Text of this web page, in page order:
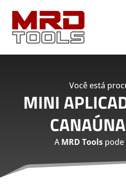
Você está
MINI
AMRD Toolspode